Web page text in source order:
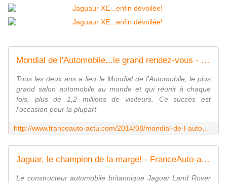
Mondial de l'Automobile...le grand rendez-vous - FranceAuto-actu - actualité automobile régionale et internationale
Tous les deux ans a lieu le Mondial de l'Automobile, le plus
grand salon automobile au monde et qui réunit à chaque
fois, plus de 1,2 millions de visiteurs. Ce succès est
l'occasion pour la plupart
Jaguar, le champion de la marge! - FranceAuto-actu - actualité automobile régionale et internationale
Le constructeur automobile britannique Jaguar Land Rover